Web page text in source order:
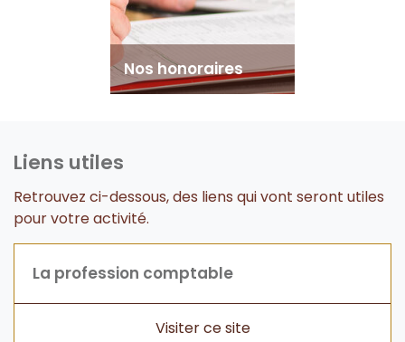
Nos honoraires
Liens utiles
Retrouvez ci-dessous, des liens qui vont seront utiles
pour votre activité.
La profession comptable